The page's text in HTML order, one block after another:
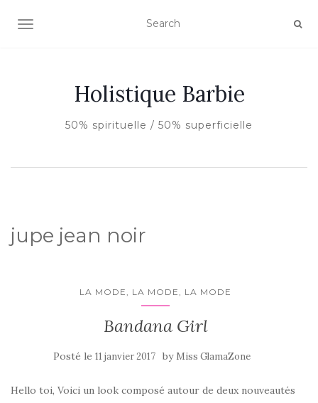
AFFICHER/MASQUER LA NAVIGATION
Holistique Barbie
50% spirituelle / 50% superficielle
jupe jean noir
LA MODE, LA MODE, LA MODE
Bandana Girl
Posté le 11 janvier 2017 by Miss GlamaZone
Hello toi, Voici un look composé autour de deux nouveautés